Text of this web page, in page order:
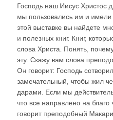
Господь наш Иисус Христос
мы пользовались им и
этой выставке вы найдете
и полезных книг. Книг,
слова Христа. Понять,
эту. Скажу вам слова
Он говорит: Господь
замечательный, чтобы жил
дарами. Если мы
что все направлено на благо
говорит преподобный